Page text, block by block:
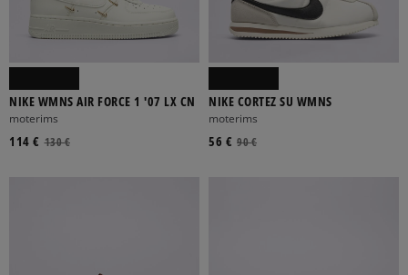
NIKE WMNS AIR FORCE 1 '07 LX CN
moterims
130 €
114 €
NIKE CORTEZ SU WMNS
moterims
90 €
56 €